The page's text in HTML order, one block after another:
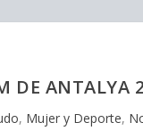
DE ANTALYA
, Mujer y Deporte,